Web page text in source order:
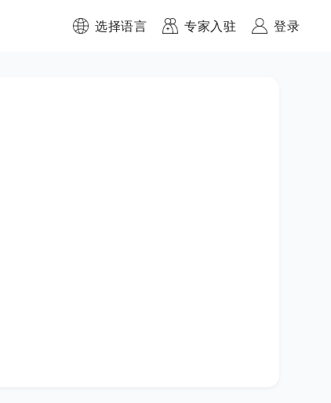
选择语言 专家入驻 登录